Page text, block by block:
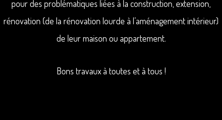
pour des problématiques liées à la construction, extension,
rénovation (de la rénovation lourde à l’aménagement intérieur)
de leur maison ou appartement.
Bons travaux à toutes et à tous !